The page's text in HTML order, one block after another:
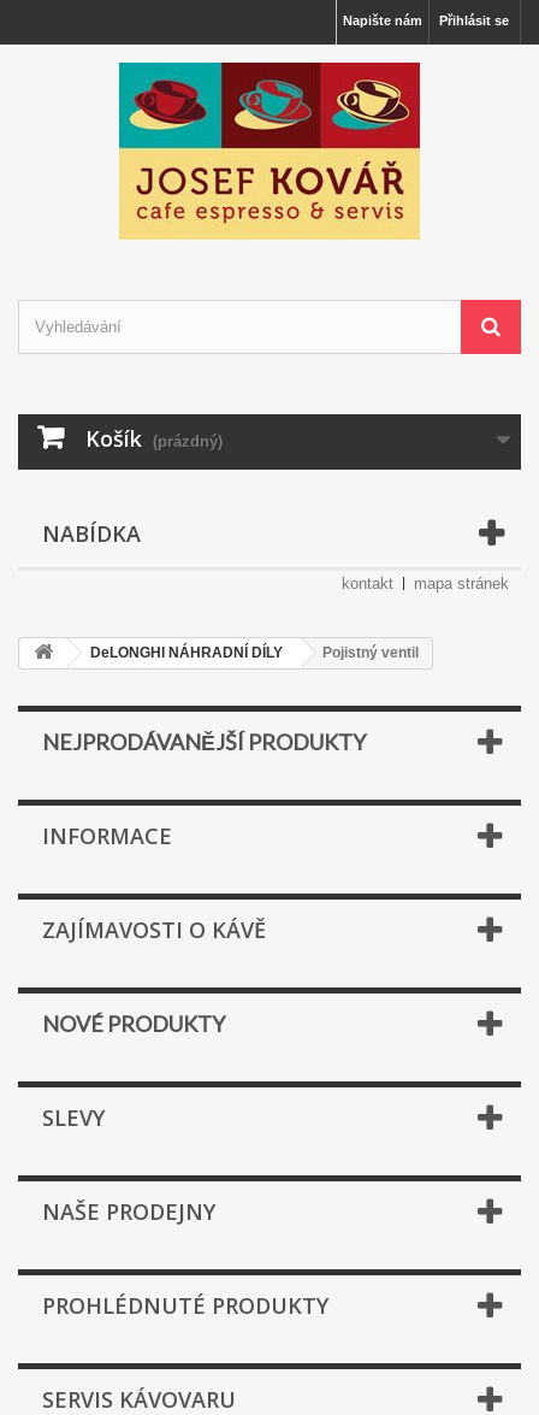
Přihlásit se
Napište nám
Košík (prázdný)
NABÍDKA
kontakt mapa stránek
DeLONGHI NÁHRADNÍ DÍLY Pojistný ventil
NEJPRODÁVANĚJŠÍ PRODUKTY
INFORMACE
ZAJÍMAVOSTI O KÁVĚ
NOVÉ PRODUKTY
SLEVY
NAŠE PRODEJNY
PROHLÉDNUTÉ PRODUKTY
SERVIS KÁVOVARU